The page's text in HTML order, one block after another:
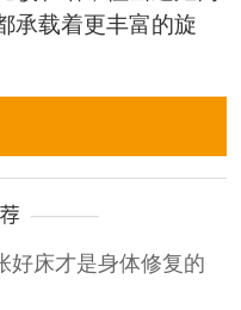
承载着更丰富的旋
好床才是身体修复的